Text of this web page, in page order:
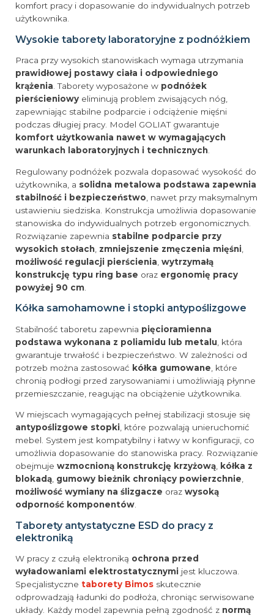
komfort pracy i dopasowanie do indywidualnych potrzeb
użytkownika.
Wysokie taborety laboratoryjne z podnóżkiem
Praca przy wysokich stanowiskach wymaga utrzymania
prawidłowej postawy ciała i odpowiedniego
krążenia. Taborety wyposażone w podnóżek
pierścieniowy eliminują problem zwisających nóg,
zapewniając stabilne podparcie i odciążenie mięśni
podczas długiej pracy. Model GOLIAT gwarantuje
komfort użytkowania nawet w wymagających
warunkach laboratoryjnych i technicznych.
Regulowany podnóżek pozwala dopasować wysokość do
użytkownika, a solidna metalowa podstawa zapewnia
stabilność i bezpieczeństwo , nawet przy maksymalnym
ustawieniu siedziska. Konstrukcja umożliwia dopasowanie
stanowiska do indywidualnych potrzeb ergonomicznych.
Rozwiązanie zapewnia stabilne podparcie przy
wysokich stołach zmniejszenie zmęczenia mięśni
możliwość regulacji pierścienia wytrzymałą
konstrukcję typu ring base oraz ergonomię pracy
powyżej 90 cm
Kółka samohamowne i stopki antypoślizgowe
Stabilność taboretu zapewnia pięcioramienna
podstawa wykonana z poliamidu lub metalu , która
gwarantuje trwałość i bezpieczeństwo. W zależności od
potrzeb można zastosować kółka gumowane , które
chronią podłogi przed zarysowaniami i umożliwiają płynne
przemieszczanie, reagując na obciążenie użytkownika.
W miejscach wymagających pełnej stabilizacji stosuje się
antypoślizgowe stopki, które pozwalają unieruchomić
mebel. System jest kompatybilny i łatwy w konfiguracji, co
umożliwia dopasowanie do stanowiska pracy. Rozwiązanie
obejmuje wzmocnioną konstrukcję krzyżową, kółka z
blokadą, gumowy bieżnik chroniący powierzchnie,
możliwość wymiany na ślizgacze oraz wysoką
odporność komponentów.
Taborety antystatyczne ESD do pracy z
elektroniką
W pracy z czułą elektroniką ochrona przed
wyładowaniami elektrostatycznymi jest kluczowa.
Specjalistyczne taborety Bimos skutecznie
odprowadzają ładunki do podłoża, chroniąc serwisowane
układy. Każdy model zapewnia pełną zgodność z normą